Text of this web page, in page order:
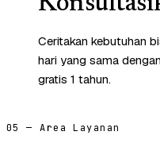
Ceritakan kebutuhan
hari yang sama
gratis 1 tahun.
05 — Area Layanan